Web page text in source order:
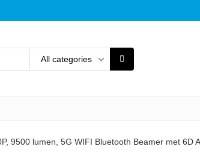
All categories
9500 lumen, 5G WIFI Bluetooth Beamer met 6D